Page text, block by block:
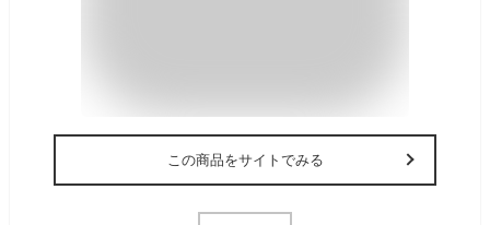
この商品をサイトでみる